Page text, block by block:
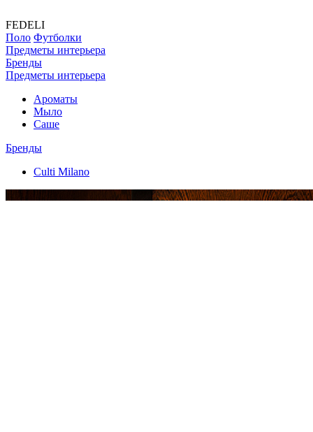
FEDELI
Поло Футболки
Предметы интерьера
Бренды
Предметы интерьера
Ароматы
Мыло
Саше
Бренды
Culti Milano